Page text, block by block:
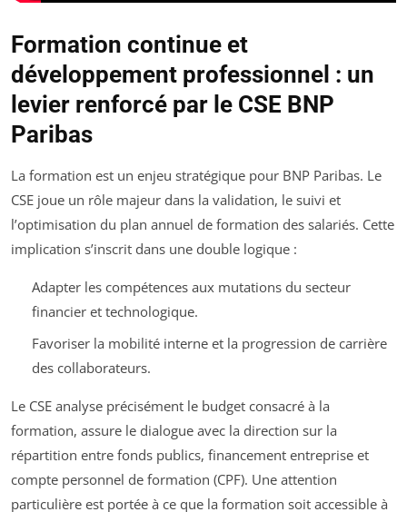
Formation continue et
développement professionnel : un
levier renforcé par le CSE BNP
Paribas
La formation est un enjeu stratégique pour BNP Paribas. Le
CSE joue un rôle majeur dans la validation, le suivi et
l’optimisation du plan annuel de formation des salariés. Cette
implication s’inscrit dans une double logique :
Adapter les compétences aux mutations du secteur
financier et technologique.
Favoriser la mobilité interne et la progression de carrière
des collaborateurs.
Le CSE analyse précisément le budget consacré à la
formation, assure le dialogue avec la direction sur la
répartition entre fonds publics, financement entreprise et
compte personnel de formation (CPF). Une attention
particulière est portée à ce que la formation soit accessible à